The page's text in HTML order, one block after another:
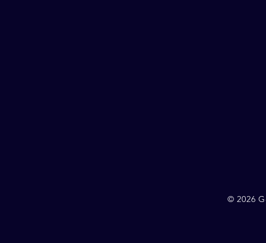
© 2026